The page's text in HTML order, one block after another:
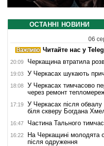
ОСТАННІ НОВИНИ
06
Читайте нас у
20:09 Черкащина втратила
19:03 У Черкасах шукають
18:08
У Черкасах тимчасово
через ремонт
17:19
У Черкасах після
біля скверу Богдана
16:47 Частина Тального
16:22
На Черкащині молодята
після одруження